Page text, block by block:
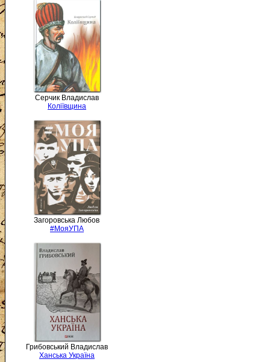
Серчик Владислав
Коліївщина
Загоровська Любов
#МояУПА
Грибовський Владислав
Ханська Україна